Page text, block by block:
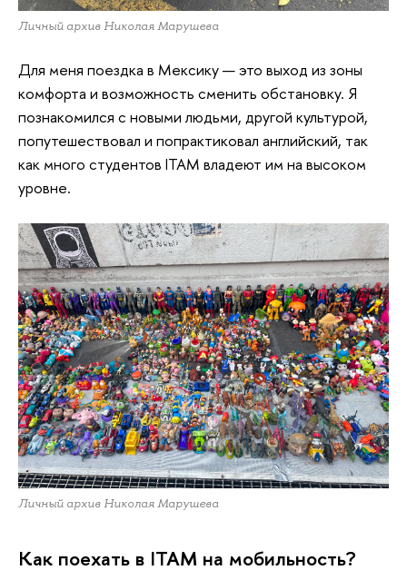
Личный архив Николая Марушева
Для меня поездка в Мексику — это выход из зоны
комфорта и возможность сменить обстановку. Я
познакомился с новыми людьми, другой культурой,
попутешествовал и попрактиковал английский, так
как много студентов ITAM владеют им на высоком
уровне.
Личный архив Николая Марушева
Как поехать в ITAM на мобильность?